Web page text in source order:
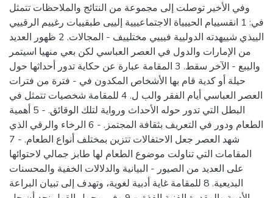
وفي الأخير توصلت إلى مجموعة من النتائج والملاحظات تتمثل
في: 1 انقسييام الحييياة الاجتماعييية إلييى طبقييات رغييم الرقييي
الييذي شييهدته الدوليية فيييي مختلييف - المجالات. 2 ظهور العديد
من الإمارات والدول في العصر العباسي لكن بعي منهيا اسيتمر
واليبع - الآخر سقط. 3 المقامة عبارة عن حكاية تدور أحداثها حول
حيلة أو كدية قام بها الأشخاص المكدون في - فترة من فترات
العصر العباسي أيام الفقر والب ل. 4 للمقامة شخصيات تتمثل في
البطل التي تدور حوله الأحداث ورواية لتلك الوقائق. - 5 أهمية
الطعام ودور في التعريف بثقافة المجتمز. - 6 الرخاء والرقي الذي
شهد العصر جعل الاحتفالات تتزين بمختلف أنواع الطعام. - 7
المقامات التي تناولت موضوع الطعام لها طابز جمالي لاحتوائها
على العديد من الصيور - البيانية والدلالات الخفية والمحسنات
البديعية. 8 للمقامة غاية أدبية لغوية، وتهدف إلى تبيان البراعة